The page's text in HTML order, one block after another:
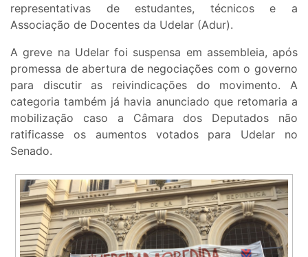
representativas de estudantes, técnicos e a
Associação de Docentes da Udelar (Adur).
A greve na Udelar foi suspensa em assembleia, após
promessa de abertura de negociações com o governo
para discutir as reivindicações do movimento. A
categoria também já havia anunciado que retomaria a
mobilização caso a Câmara dos Deputados não
ratificasse os aumentos votados para Udelar no
Senado.